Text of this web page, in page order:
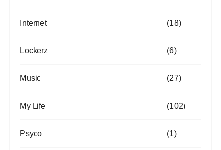
Internet (18)
Lockerz (6)
Music (27)
My Life (102)
Psyco (1)